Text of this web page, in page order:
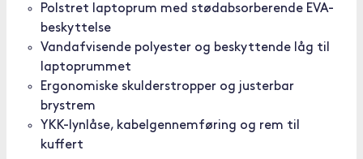
Polstret laptoprum med stødabsorberende EVA-
beskyttelse
Vandafvisende polyester og beskyttende låg til
laptoprummet
Ergonomiske skulderstropper og justerbar
brystrem
YKK-lynlåse, kabelgennemføring og rem til
kuffert